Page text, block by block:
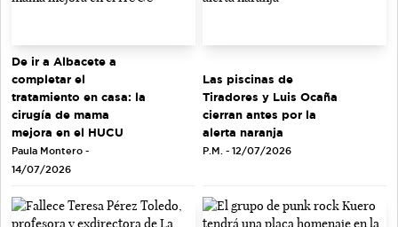
De ir a Albacete a
completar el
tratamiento en casa: la
cirugía de mama
mejora en el HUCU
Paula Montero -
14/07/2026
Las piscinas de
Tiradores y Luis Ocaña
cierran antes por la
alerta naranja
P.M. - 12/07/2026